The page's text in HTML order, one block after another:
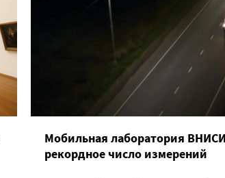
Мобильная лаборатория
рекордное число измерений